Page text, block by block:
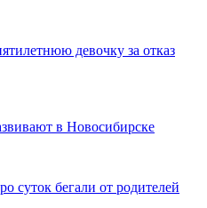
девочку за отказ
в Новосибирске
суток бегали от родителей